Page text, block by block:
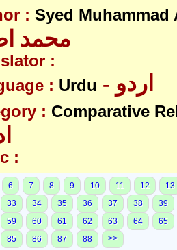
: Syed Muhammad
محمد
:
: Urdu - اردو
: Comparative
:
6 7 8 9 10 11 12
13
33 34 35 36 37 38
39
59 60 61 62 63 64
65
85 86 87 88 >>